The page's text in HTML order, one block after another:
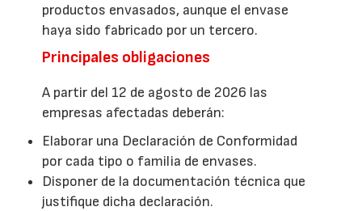
productos envasados, aunque el envase
haya sido fabricado por un tercero.
Principales obligaciones
A partir del 12 de agosto de 2026 las
empresas afectadas deberán:
Elaborar una Declaración de Conformidad
por cada tipo o familia de envases.
Disponer de la documentación técnica que
justifique dicha declaración.